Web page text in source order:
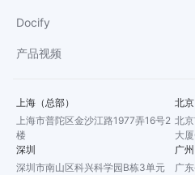
Docify
产品视频
上海（总部）
上海市普陀区金沙江路1977弄16号2
楼
北京
北
大
深圳
深圳市南山区科兴科学园B栋3单元
广州
广